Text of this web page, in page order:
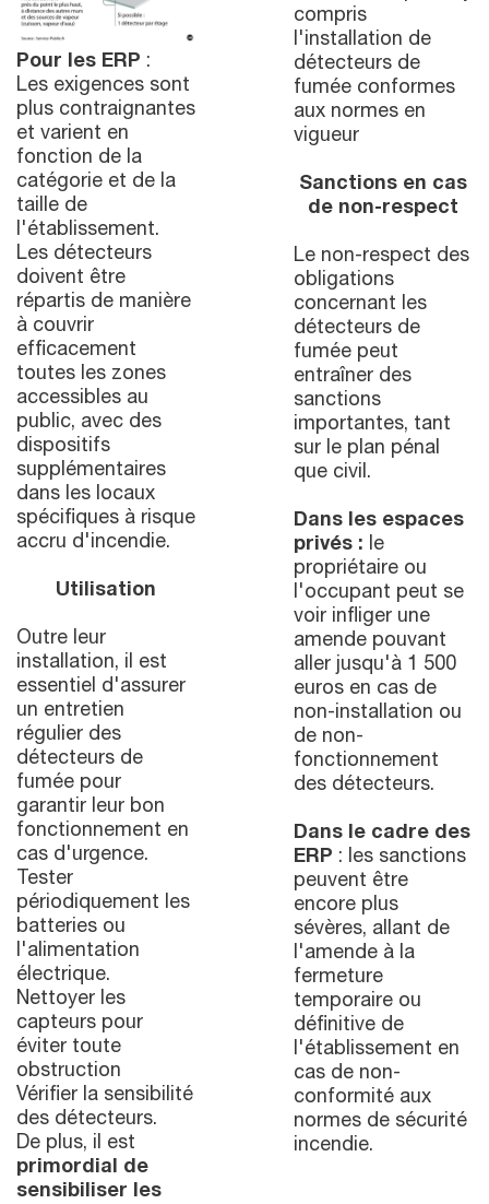
Pour les ERP :
Les exigences sont
plus contraignantes
et varient en
fonction de la
catégorie et de la
taille de
l'établissement.
Les détecteurs
doivent être
répartis de manière
à couvrir
efficacement
toutes les zones
accessibles au
public, avec des
dispositifs
supplémentaires
dans les locaux
spécifiques à risque
accru d'incendie.
Utilisation
Outre leur
installation, il est
essentiel d'assurer
un entretien
régulier des
détecteurs de
fumée pour
garantir leur bon
fonctionnement en
cas d'urgence.
Tester
périodiquement les
batteries ou
l'alimentation
électrique.
Nettoyer les
capteurs pour
éviter toute
obstruction
Vérifier la sensibilité
des détecteurs.
De plus, il est
primordial de
sensibiliser les
compris
l'installation de
détecteurs de
fumée conformes
aux normes en
vigueur
Sanctions en cas
de non-respect
Le non-respect des
obligations
concernant les
détecteurs de
fumée peut
entraîner des
sanctions
importantes, tant
sur le plan pénal
que civil.
Dans les espaces
privés : le
propriétaire ou
l'occupant peut se
voir infliger une
amende pouvant
aller jusqu'à 1 500
euros en cas de
non-installation ou
de non-
fonctionnement
des détecteurs.
Dans le cadre des
ERP : les sanctions
peuvent être
encore plus
sévères, allant de
l'amende à la
fermeture
temporaire ou
définitive de
l'établissement en
cas de non-
conformité aux
normes de sécurité
incendie.